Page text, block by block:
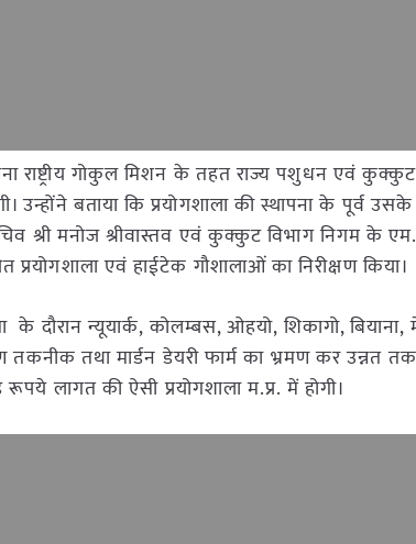
राष्ट्रीय गोकुल मिशन के तहत राज्य पशुधन एवं
उन्होंने बताया कि प्रयोगशाला की स्थापना के पूर्व
मनोज श्रीवास्तव एवं कुक्कुट विभाग निगम के
प्रयोगशाला एवं हाईटेक गौशालाओं का निरीक्षण किया।
के दौरान न्यूयार्क, कोलम्बस, ओहयो, शिकागो,
तकनीक तथा मार्डन डेयरी फार्म का भ्रमण कर उन्नत
लागत की ऐसी प्रयोगशाला म.प्र. में होगी।